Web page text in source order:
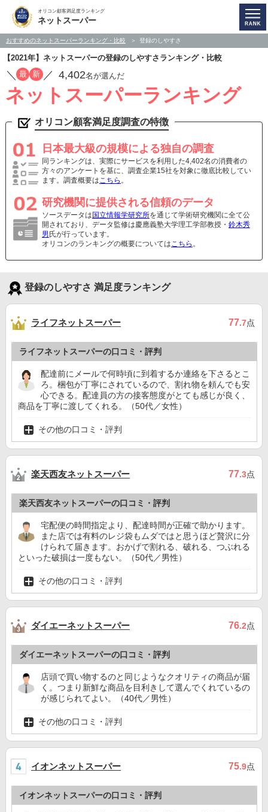
オリコン顧客満足度ランキング
ネットスーパー
おすすめのネットスーパーランキング・比較 登録のしやすさ
【2021年】ネットスーパーの登録のしやすさランキング・比較
／ 最 新 ／ 4,402名が選んだ
ネットスーパーランキング
オリコン顧客満足度調査の特徴
日本最大級の規模による独自の調査
同ランキングは、実際にサービスを利用した4,402名の消費者の
方々のアンケートを基に、調査企業15社を対象に徹底比較してい
ます。調査概要はこちら 。
研究機関に提供される信頼のデータ
ソースデータは 国立情報学研究所を通じて学術研究機関に全て公
開されており、データ監修は慶應義塾大学理工学部教授・ 鈴木秀
男 氏が行っています。
オリコンのランキングの概要についてはこちら 。
登録のしやすさ 満足度ランキング
ライフネットスーパー 77.7点
ライフネットスーパーの口コミ・評判
配達前にメールで何時頃に到着するか連絡を下さるとこ
ろ。梱包が丁寧にされているので、割れ物を頼んでも安
心できる。配達員の方の接客態度がとても感じが良く、
商品を丁寧に渡してくれる。（50代／女性）
その他の口コミ・評判
楽天西友ネットスーパー 77.3点
楽天西友ネットスーパーの口コミ・評判
宅配便の時間指定より、配達時間が正確で助かります。
また店では有料のレジ袋もムダではと思うほど贅沢に分
けられて届きます。おかげで割れる、破れる、つぶれる
といった破損は一度もない。（50代／男性）
その他の口コミ・評判
ダイエーネットスーパー 76.2点
ダイエーネットスーパーの口コミ・評判
店頭で買い物するのと同じようなクオリティの商品が届
く。つまり新鮮な商品を目利きして選んでくれているの
が感じられてよい。（40代／男性）
その他の口コミ・評判
イオンネットスーパー 75.9点
イオンネットスーパーの口コミ・評判